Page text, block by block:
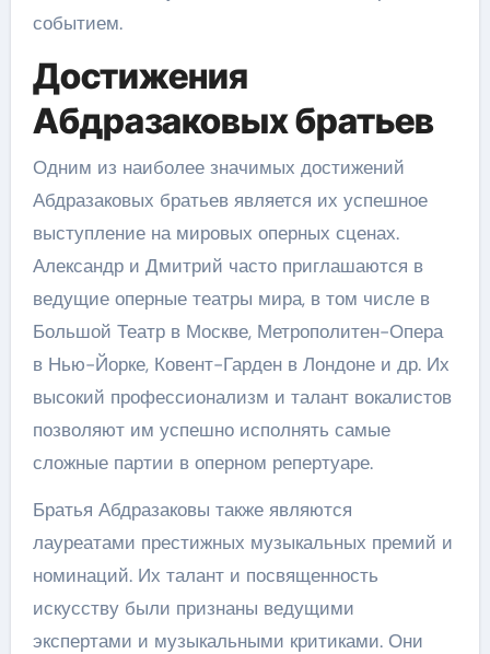
событием.
Достижения
Абдразаковых братьев
Одним из наиболее значимых достижений
Абдразаковых братьев является их успешное
выступление на мировых оперных сценах.
Александр и Дмитрий часто приглашаются в
ведущие оперные театры мира, в том числе в
Большой Театр в Москве, Метрополитен-Опера
в Нью-Йорке, Ковент-Гарден в Лондоне и др. Их
высокий профессионализм и талант вокалистов
позволяют им успешно исполнять самые
сложные партии в оперном репертуаре.
Братья Абдразаковы также являются
лауреатами престижных музыкальных премий и
номинаций. Их талант и посвященность
искусству были признаны ведущими
экспертами и музыкальными критиками. Они